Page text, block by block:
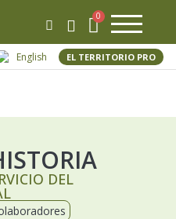
English EL TERRITORIO PRO
DEL